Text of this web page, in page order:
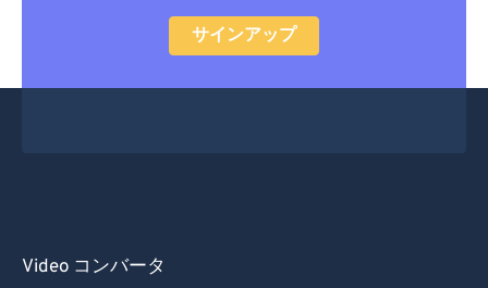
サインアップ
Video コンバータ